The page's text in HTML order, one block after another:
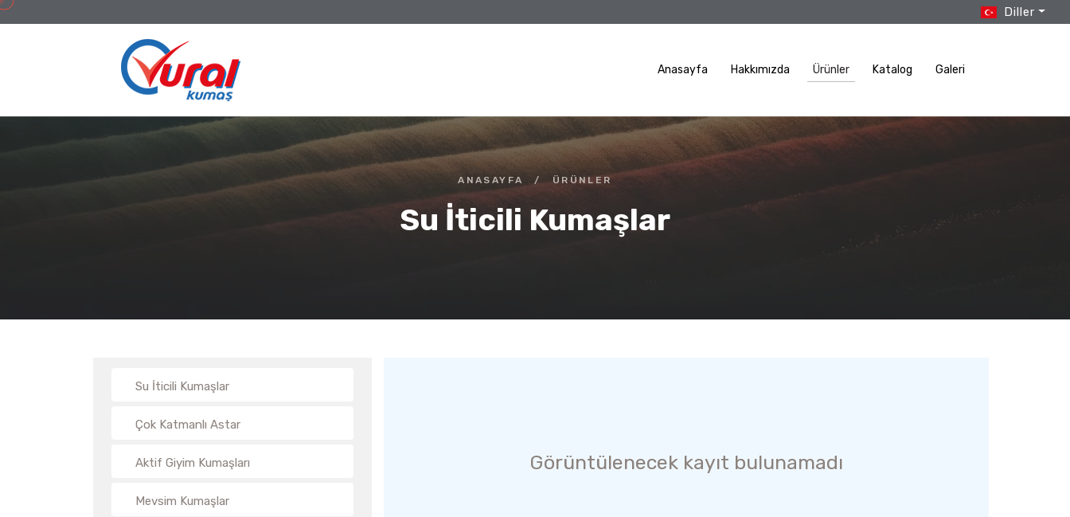
Diller
Anasayfa Hakkımızda Ürünler Katalog Galeri
ANASAYFA / ÜRÜNLER
Su İticili Kumaşlar
Su İticili Kumaşlar
Çok Katmanlı Astar
Aktif Giyim Kumaşları
Mevsim Kumaşlar
Görüntülenecek kayıt bulunamadı